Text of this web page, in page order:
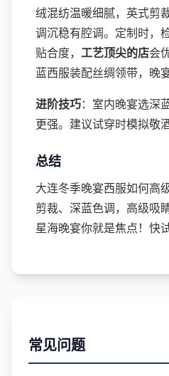
绒混纺温暖细腻，英式剪
调沉稳有腔调。定制时，
贴合度， 工艺顶尖的店会
蓝西服装配丝绸领带，晚
进阶技巧：室内晚宴选深
更强。建议试穿时模拟敬
总结
大连冬季晚宴西服如何高
剪裁、深蓝色调，高级吸
星海晚宴你就是焦点！快
常见问题